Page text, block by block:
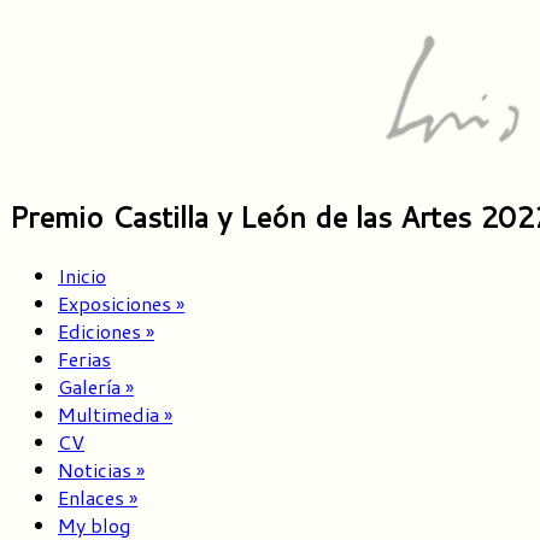
Premio Castilla y León de las Artes
Inicio
Exposiciones »
Ediciones »
Ferias
Galería »
Multimedia »
CV
Noticias »
Enlaces »
My blog